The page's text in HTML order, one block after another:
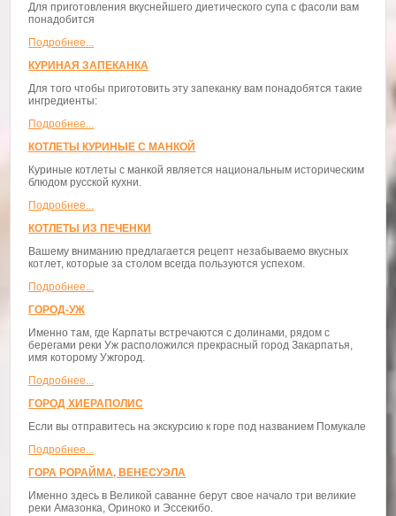
Для приготовления вкуснейшего диетического супа с фасоли вам
понадобится
Подробнее...
КУРИНАЯ ЗАПЕКАНКА
Для того чтобы приготовить эту запеканку вам понадобятся такие
ингредиенты:
Подробнее...
КОТЛЕТЫ КУРИНЫЕ С МАНКОЙ
Куриные котлеты с манкой является национальным историческим
блюдом русской кухни.
Подробнее...
КОТЛЕТЫ ИЗ ПЕЧЕНКИ
Вашему вниманию предлагается рецепт незабываемо вкусных
котлет, которые за столом всегда пользуются успехом.
Подробнее...
ГОРОД-УЖ
Именно там, где Карпаты встречаются с долинами, рядом с
берегами реки Уж расположился прекрасный город Закарпатья,
имя которому Ужгород.
Подробнее...
ГОРОД ХИЕРАПОЛИС
Если вы отправитесь на экскурсию к горе под названием Помукале
Подробнее...
ГОРА РОРАЙМА, ВЕНЕСУЭЛА
Именно здесь в Великой саванне берут свое начало три великие
реки Амазонка, Ориноко и Эссекибо.